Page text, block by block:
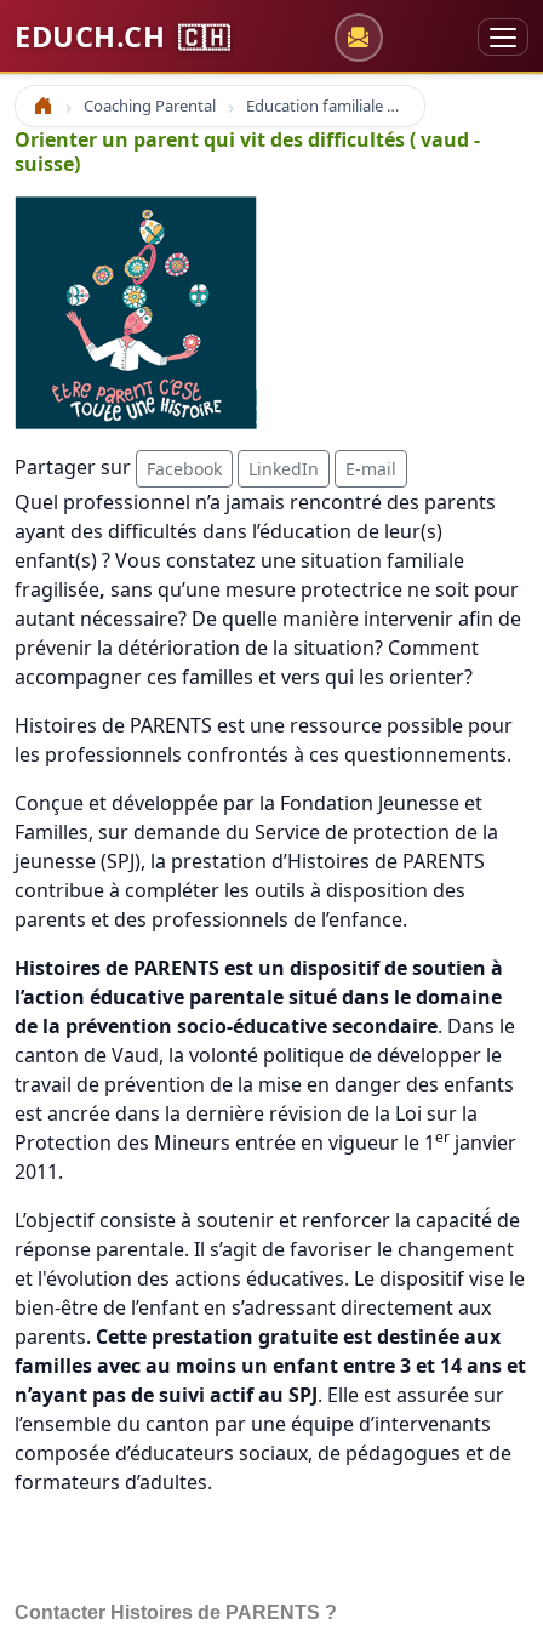
EDUCH.CH 🇨🇭
Accueil Coaching Parental Education familiale Parentalité Parent
Orienter un parent qui vit des difficultés ( vaud -
suisse)
Partager sur Facebook LinkedIn E-mail
Quel professionnel n’a jamais rencontré des parents
ayant des difficultés dans l’éducation de leur(s)
enfant(s) ? Vous constatez une situation familiale
fragilisée, sans qu’une mesure protectrice ne soit pour
autant nécessaire? De quelle manière intervenir afin de
prévenir la détérioration de la situation? Comment
accompagner ces familles et vers qui les orienter?
Histoires de PARENTS est une ressource possible pour
les professionnels confrontés à ces questionnements.
Conçue et développée par la Fondation Jeunesse et
Familles, sur demande du Service de protection de la
jeunesse (SPJ), la prestation d’Histoires de PARENTS
contribue à compléter les outils à disposition des
parents et des professionnels de l’enfance.
Histoires de PARENTS est un dispositif de soutien à
l’action éducative parentale situé dans le domaine
de la prévention socio-éducative secondaire. Dans le
canton de Vaud, la volonté politique de développer le
travail de prévention de la mise en danger des enfants
est ancrée dans la dernière révision de la Loi sur la
Protection des Mineurs entrée en vigueur le 1er janvier
2011.
L’objectif consiste à soutenir et renforcer la capacité́ de
réponse parentale. Il s’agit de favoriser le changement
et l'évolution des actions éducatives. Le dispositif vise le
bien-être de l’enfant en s’adressant directement aux
parents. Cette prestation gratuite est destinée aux
familles avec au moins un enfant entre 3 et 14 ans et
n’ayant pas de suivi actif au SPJ. Elle est assurée sur
l’ensemble du canton par une équipe d’intervenants
composée d’éducateurs sociaux, de pédagogues et de
formateurs d’adultes.
Contacter Histoires de PARENTS ?